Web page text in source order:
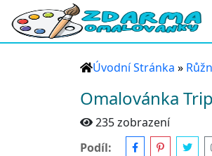
Úvodní Stránka »
Omalovánka
235 zobrazení
Podíl: